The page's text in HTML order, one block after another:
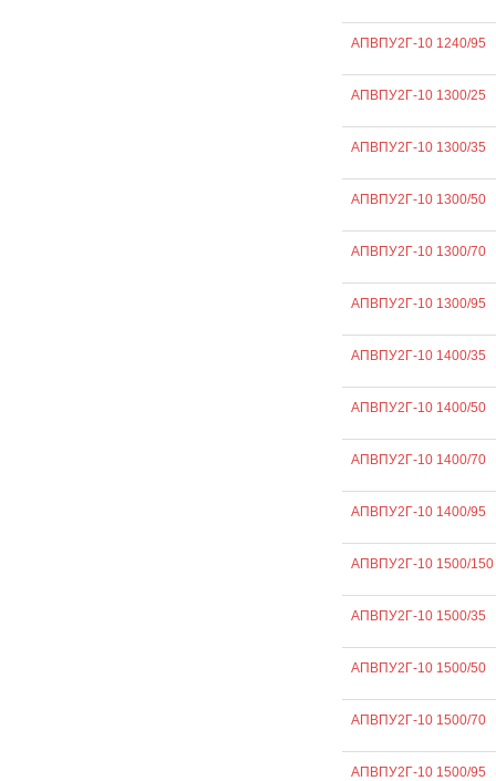
АПВПУ2Г-10 1240/95
АПВПУ2Г-10 1300/25
АПВПУ2Г-10 1300/35
АПВПУ2Г-10 1300/50
АПВПУ2Г-10 1300/70
АПВПУ2Г-10 1300/95
АПВПУ2Г-10 1400/35
АПВПУ2Г-10 1400/50
АПВПУ2Г-10 1400/70
АПВПУ2Г-10 1400/95
АПВПУ2Г-10 1500/150
АПВПУ2Г-10 1500/35
АПВПУ2Г-10 1500/50
АПВПУ2Г-10 1500/70
АПВПУ2Г-10 1500/95